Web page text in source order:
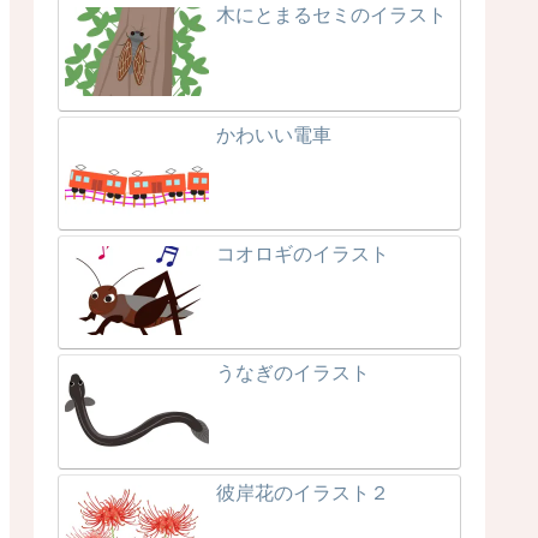
木にとまるセミのイラスト
かわいい電車
コオロギのイラスト
うなぎのイラスト
彼岸花のイラスト２